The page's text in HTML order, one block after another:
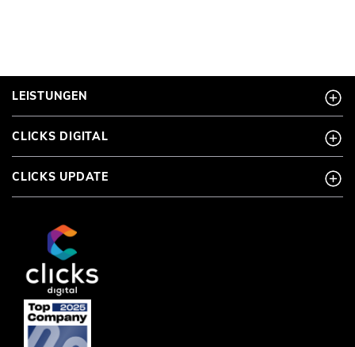
LEISTUNGEN
CLICKS DIGITAL
CLICKS UPDATE